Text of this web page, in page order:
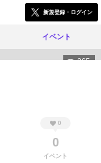
新規登録・ログイン
イベント
365
0
0
イベント